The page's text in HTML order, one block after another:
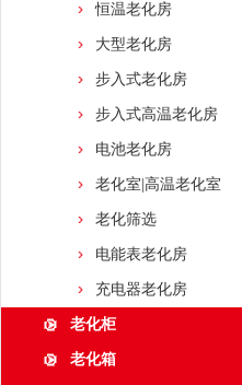
恒温老化房
大型老化房
步入式老化房
步入式高温老化房
电池老化房
老化室|高温老化室
老化筛选
电能表老化房
充电器老化房
老化柜
老化箱